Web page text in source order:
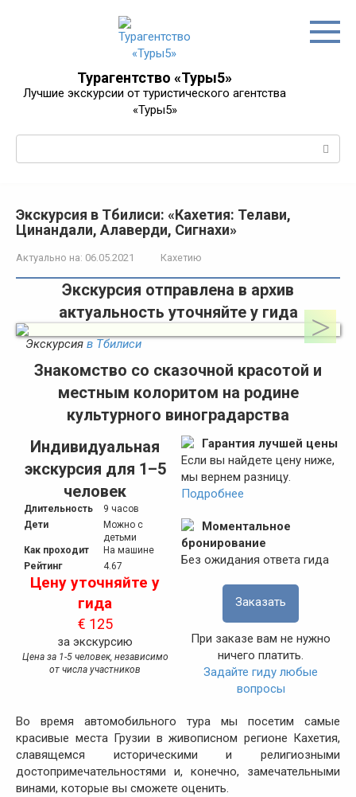
Турагентство «Туры5»
Лучшие экскурсии от туристического агентства
«Туры5»
Экскурсия в Тбилиси: «Кахетия: Телави,
Цинандали, Алаверди, Сигнахи»
Актуально на: 06.05.2021 Кахетию
Экскурсия отправлена в архив
актуальность уточняйте у гида
Экскурсияв Тбилиси
Знакомство со сказочной красотой и
местным колоритом на родине
культурного виноградарства
Индивидуальная
экскурсия для 1–5
человек
Длительность
9 часов
Дети
Можно с
детьми
Как проходит
На машине
Рейтинг
4.67
Цену уточняйте у
гида
€ 125
за экскурсию
Цена за 1-5 человек, независимо
от числа участников
Гарантия лучшей цены
Если вы найдете цену ниже,
мы вернем разницу.
Подробнее
Моментальное
бронирование
Без ожидания ответа гида
Заказать
При заказе вам не нужно
ничего платить.
Задайте гиду любые
вопросы
Во время автомобильного тура мы посетим самые
красивые места Грузии в живописном регионе Кахетия,
славящемся историческими и религиозными
достопримечательностями и, конечно, замечательными
винами, которые вы сможете оценить.